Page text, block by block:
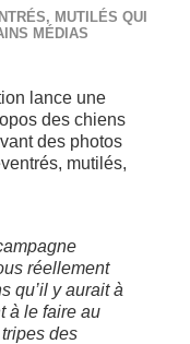
MUTILÉS QUI
MÉDIAS
lance une
des chiens
des photos
mutilés,
réellement
qu’il y aurait à
à le faire au
des